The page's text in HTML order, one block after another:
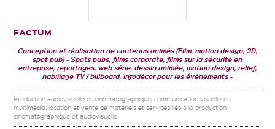
FACTUM
Conception et réalisation de contenus animés (Film, motion design, 3D,
spot pub)
Spots pubs, films corporate, films sur la sécurité en
entreprise, reportages, web série, dessin animée, motion design, relief,
habillage TV / billboard, infodécor pour les événements
Production audiovisuelle et cinématographique, communication visuelle et
multimédia, location et vente de matériels et services liés à la production
cinématographique et audiovisuelle.